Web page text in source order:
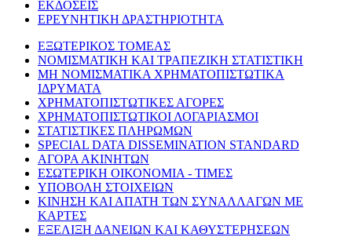
ΕΚΔΟΣΕΙΣ
ΕΡΕΥΝΗΤΙΚΗ ΔΡΑΣΤΗΡΙΟΤΗΤΑ
ΕΞΩΤΕΡΙΚΟΣ ΤΟΜΕΑΣ
ΝΟΜΙΣΜΑΤΙΚΗ ΚΑΙ ΤΡΑΠΕΖΙΚΗ ΣΤΑΤΙΣΤΙΚΗ
ΜΗ ΝΟΜΙΣΜΑΤΙΚΑ ΧΡΗΜΑΤΟΠΙΣΤΩΤΙΚΑ
ΙΔΡΥΜΑΤΑ
ΧΡΗΜΑΤΟΠΙΣΤΩΤΙΚΕΣ ΑΓΟΡΕΣ
ΧΡΗΜΑΤΟΠΙΣΤΩΤΙΚΟΙ ΛΟΓΑΡΙΑΣΜΟΙ
ΣΤΑΤΙΣΤΙΚΕΣ ΠΛΗΡΩΜΩΝ
SPECIAL DATA DISSEMINATION STANDARD
ΑΓΟΡΑ ΑΚΙΝΗΤΩΝ
ΕΣΩΤΕΡΙΚΗ ΟΙΚΟΝΟΜΙΑ - ΤΙΜΕΣ
ΥΠΟΒΟΛΗ ΣΤΟΙΧΕΙΩΝ
ΚΙΝΗΣΗ ΚΑΙ ΑΠΑΤΗ ΤΩΝ ΣΥΝΑΛΛΑΓΩΝ ΜΕ
ΚΑΡΤΕΣ
ΕΞΕΛΙΞΗ ΔΑΝΕΙΩΝ ΚΑΙ ΚΑΘΥΣΤΕΡΗΣΕΩΝ